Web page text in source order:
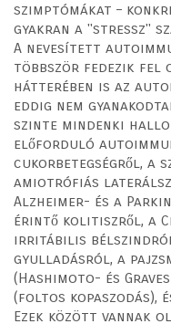
szimptómákat –
gyakran a "stressz"
A nevesített
többször fedezik fel
hátterében is az
eddig nem
szinte mindenki
előforduló
cukorbetegségről, a
amiotrófiás
Alzheimer- és a
érintő kolitiszről, a
irritábilis
gyulladásról, a
(Hashimoto- és
(foltos kopaszodás),
Ezek között vannak